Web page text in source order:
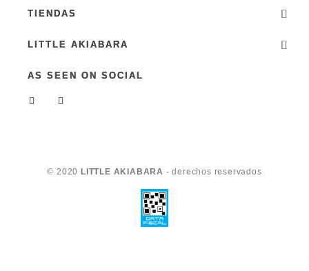
TIENDAS
LITTLE AKIABARA
AS SEEN ON SOCIAL
© 2020 LITTLE AKIABARA - derechos reservados